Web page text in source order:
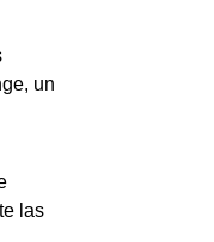
un
las